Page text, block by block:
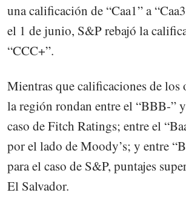
una calificación de “Caa1” a
el 1 de junio, S&P rebajó la
“CCC+”.
Mientras que calificaciones de los
la región rondan entre el “BBB-”
caso de Fitch Ratings; entre el
por el lado de Moody’s; y entre
para el caso de S&P, puntajes
El Salvador.